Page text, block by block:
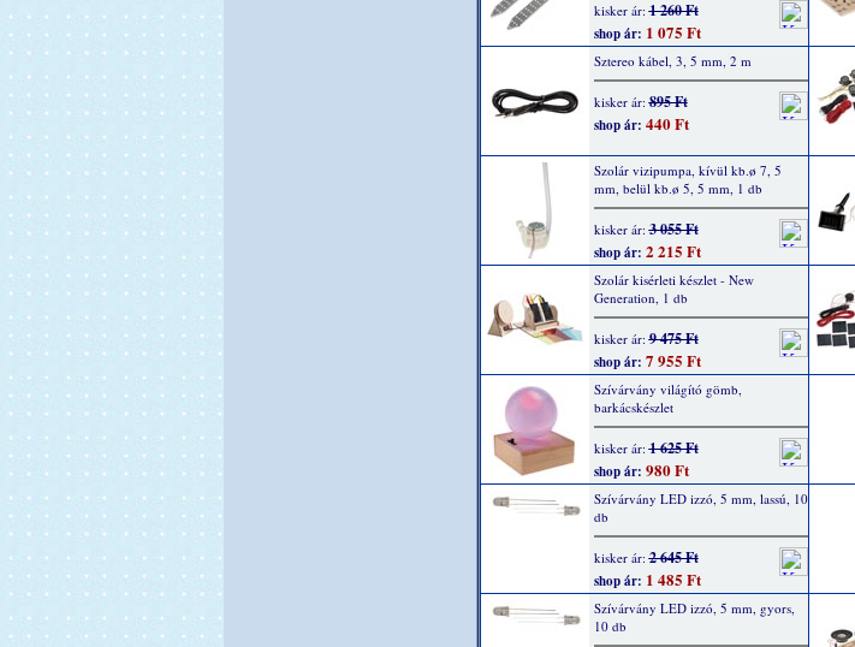
kisker ár:1 260 Ft
shop ár: 1 075 Ft
Sztereo kábel, 3, 5 mm, 2 m
kisker ár:895 Ft
shop ár: 440 Ft
Szolár vizipumpa, kívül kb.ø 7, 5
mm, belül kb.ø 5, 5 mm, 1 db
kisker ár:3 055 Ft
shop ár: 2 215 Ft
Szolár kisérleti készlet - New
Generation, 1 db
kisker ár:9 475 Ft
shop ár: 7 955 Ft
Szívárvány világító gömb,
barkácskészlet
kisker ár:1 625 Ft
shop ár: 980 Ft
Szívárvány LED izzó, 5 mm, lassú, 10
db
kisker ár:2 645 Ft
shop ár: 1 485 Ft
Szívárvány LED izzó, 5 mm, gyors,
10 db